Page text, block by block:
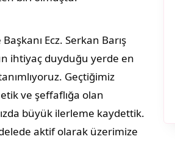
Ecz. Serkan Barış
ihtiyaç duyduğu yerde en
Geçtiğimiz
ve şeffaflığa olan
büyük ilerleme kaydettik.
aktif olarak üzerimize